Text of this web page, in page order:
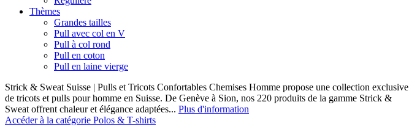
Thèmes
Grandes tailles
Pull avec col en V
Pull à col rond
Pull en coton
Pull en laine vierge
Strick & Sweat Suisse | Pulls et Tricots Confortables Chemises Homme propose une collection exclusive
de tricots et pulls pour homme en Suisse. De Genève à Sion, nos 220 produits de la gamme Strick &
Sweat offrent chaleur et élégance adaptées... Plus d'information
Accéder à la catégorie Polos & T-shirts